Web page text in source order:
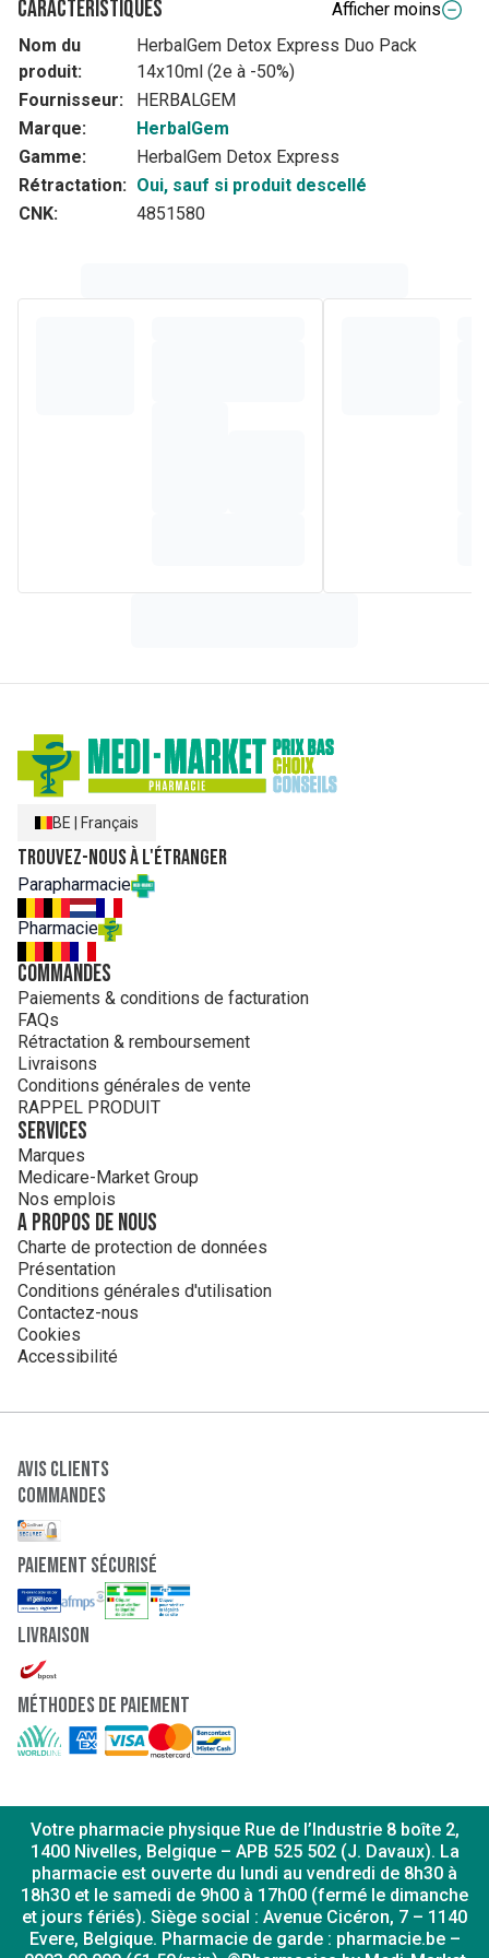
Caractéristiques
Afficher moins
Nom du
produit:
HerbalGem Detox Express Duo Pack
14x10ml (2e à -50%)
Fournisseur:
HERBALGEM
Marque:
HerbalGem
Gamme:
HerbalGem Detox Express
Rétractation: Oui, sauf si produit descellé
CNK:
4851580
BE Français
Trouvez-nous à l'étranger
Parapharmacie
Pharmacie
Commandes
Paiements & conditions de facturation
FAQs
Rétractation & remboursement
Livraisons
Conditions générales de vente
RAPPEL PRODUIT
Services
Marques
Medicare-Market Group
Nos emplois
A propos de nous
Charte de protection de données
Présentation
Conditions générales d'utilisation
Contactez-nous
Cookies
Accessibilité
Avis clients
Commandes
paiement sécurisé
Livraison
Méthodes de paiement
Votre pharmacie physique Rue de l’Industrie 8 boîte 2,
1400 Nivelles, Belgique – APB 525 502 (J. Davaux). La
pharmacie est ouverte du lundi au vendredi de 8h30 à
18h30 et le samedi de 9h00 à 17h00 (fermé le dimanche
et jours fériés). Siège social : Avenue Cicéron, 7 – 1140
Evere, Belgique. Pharmacie de garde : pharmacie.be –